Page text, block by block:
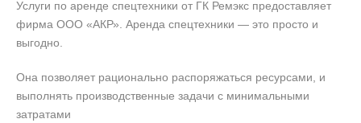
Услуги по аренде спецтехники от ГК Ремэкс предоставляет
фирма ООО «АКР». Аренда спецтехники — это просто и
выгодно.
Она позволяет рационально распоряжаться ресурсами, и
выполнять производственные задачи с минимальными
затратами